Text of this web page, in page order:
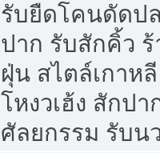
รับยืดโคนดัดป
ปาก รับสักคิ้ว
ฝุ่น สไตล์เกาห
โหงวเฮ้ง สักป
ศัลยกรรม รับน